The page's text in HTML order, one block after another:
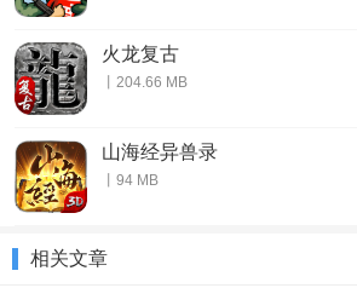
火龙复古
丨204.66 MB
山海经异兽录
丨94 MB
相关文章